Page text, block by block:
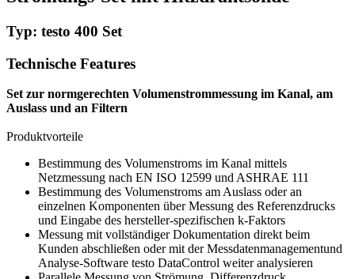
Typ: testo 400 Set
Technische Features
Set zur normgerechten Volumenstrommessung im Kanal, am
Auslass und an Filtern
Produktvorteile
Bestimmung des Volumenstroms im Kanal mittels
Netzmessung nach EN ISO 12599 und ASHRAE 111
Bestimmung des Volumenstroms am Auslass oder an
einzelnen Komponenten über Messung des Referenzdrucks
und Eingabe des hersteller-spezifischen k-Faktors
Messung mit vollständiger Dokumentation direkt beim
Kunden abschließen oder mit der Messdatenmanagementund
Analyse-Software testo DataControl weiter analysieren